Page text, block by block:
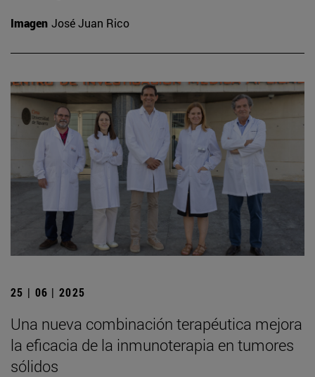
Imagen José Juan Rico
25 | 06 | 2025
Una nueva combinación terapéutica mejora
la eficacia de la inmunoterapia en tumores
sólidos